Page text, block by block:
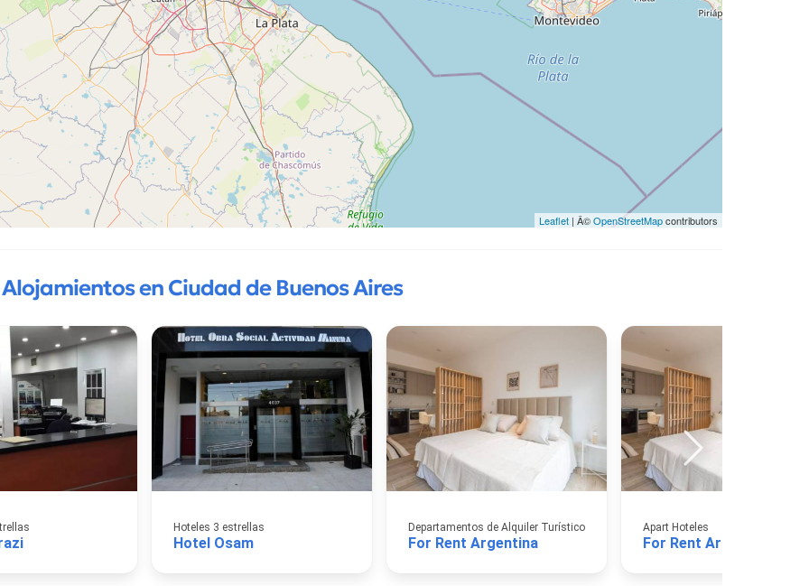
Leaflet | Â©OpenStreetMapcontributors
Alojamientos en Ciudad de Buenos Aires
Hoteles 3 estrellas
Hotel Osam
Departamentos de Alquiler Turístico
For Rent Argentina
Apart Hoteles
For Rent Argentina